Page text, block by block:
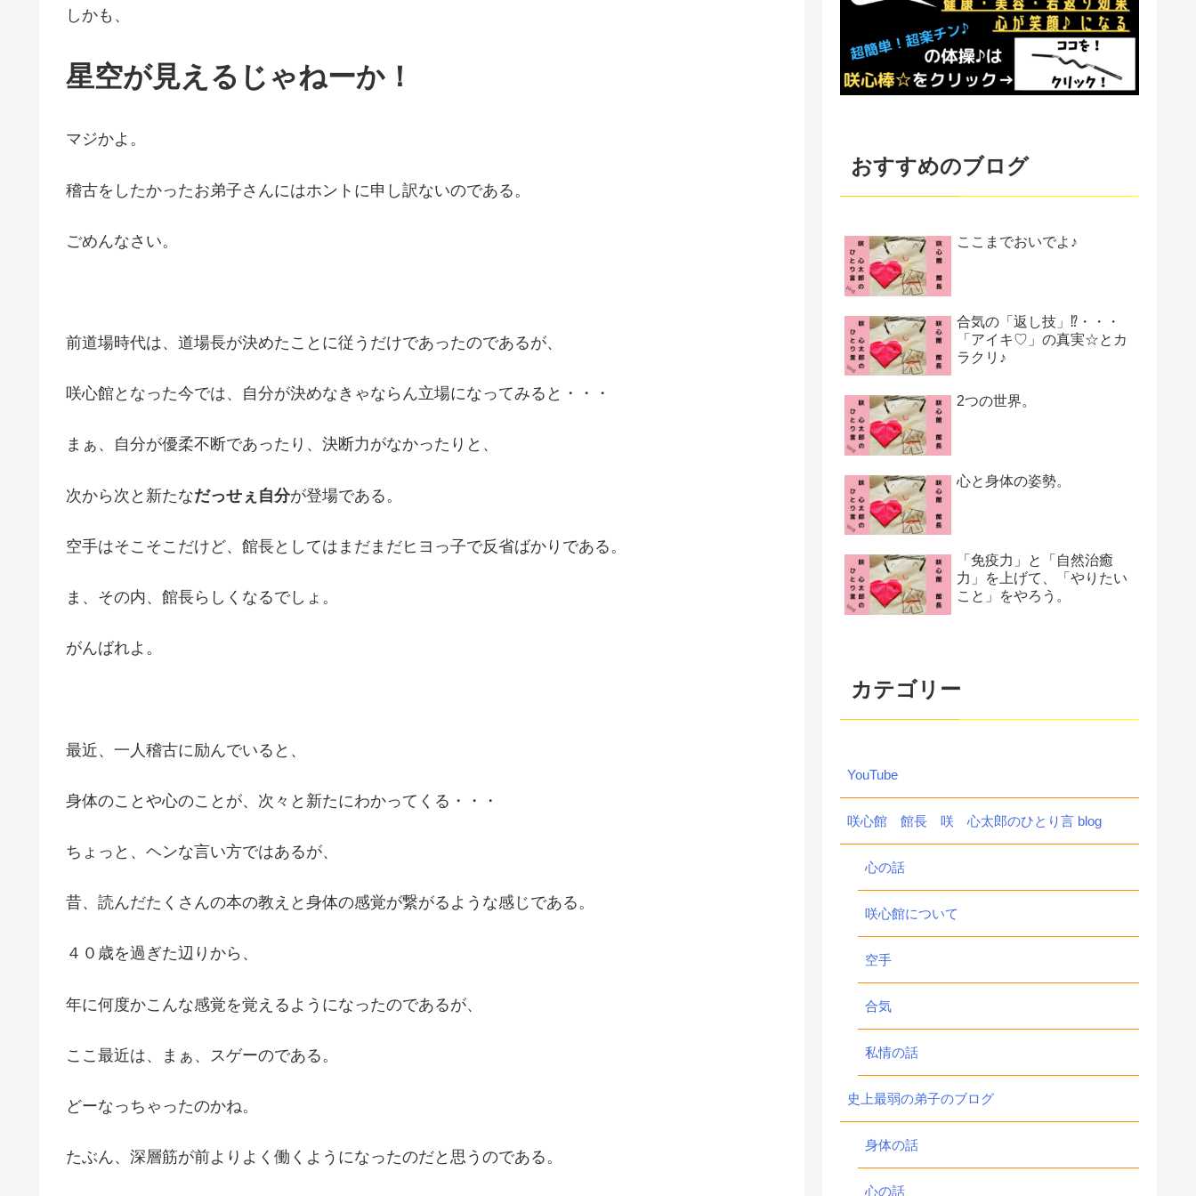
しかも、
星空が見えるじゃねーか！
マジかよ。
稽古をしたかったお弟子さんにはホントに申し訳ないのである。
ごめんなさい。
前道場時代は、道場長が決めたことに従うだけであったのであるが、
咲心館となった今では、自分が決めなきゃならん立場になってみると・・・
まぁ、自分が優柔不断であったり、決断力がなかったりと、
次から次と新たなだっせぇ自分が登場である。
空手はそこそこだけど、館長としてはまだまだヒヨっ子で反省ばかりである。
ま、その内、館長らしくなるでしょ。
がんばれよ。
最近、一人稽古に励んでいると、
身体のことや心のことが、次々と新たにわかってくる・・・
ちょっと、ヘンな言い方ではあるが、
昔、読んだたくさんの本の教えと身体の感覚が繋がるような感じである。
４０歳を過ぎた辺りから、
年に何度かこんな感覚を覚えるようになったのであるが、
ここ最近は、まぁ、スゲーのである。
どーなっちゃったのかね。
たぶん、深層筋が前よりよく働くようになったのだと思うのである。
おすすめのブログ
ここまでおいでよ♪
合気の「返し技」⁉・・・
「アイキ♡」の真実☆とカ
ラクリ♪
2つの世界。
心と身体の姿勢。
「免疫力」と「自然治癒
力」を上げて、「やりたい
こと」をやろう。
カテゴリー
YouTube
咲心館 館長 咲 心太郎のひとり言 blog
心の話
咲心館について
空手
合気
私情の話
史上最弱の弟子のブログ
身体の話
心の話